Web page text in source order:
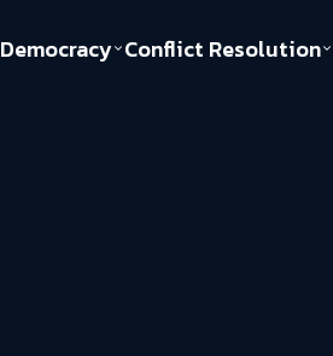
Democracy Conflict Resolution